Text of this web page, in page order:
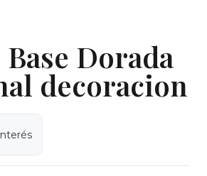
Dorada
decoracion